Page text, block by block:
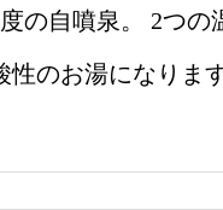
の自噴泉。 2つ
性のお湯になりま